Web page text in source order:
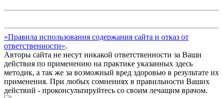
«Правила использования содержания сайта и отказ от
ответственности».
Авторы сайта не несут никакой ответственности за Ваши
действия по применению на практике указанных здесь
методик, а так же за возможный вред здоровью в результате их
применения. При любых сомнениях в правильности Ваших
действий - проконсультируйтесь со своим лечащим врачом.